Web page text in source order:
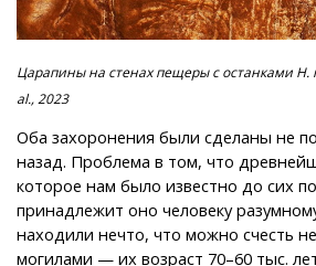
Царапины на стенах пещеры с останками H.
al., 2023
Оба захоронения были сделаны не
назад. Проблема в том, что
которое нам было известно до сих
принадлежит оно человеку
находили нечто, что можно счесть
могилами — их возраст 70–60 тыс.